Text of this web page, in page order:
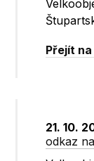
Přejít
21. 10.
odkaz